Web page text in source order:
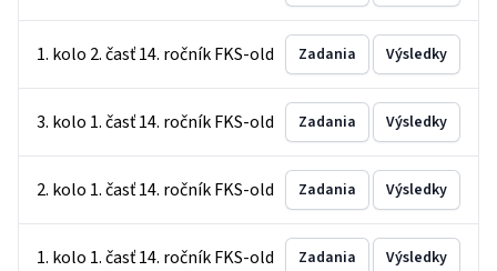
1. kolo 2. časť 14. ročník FKS-old Zadania Výsledky
3. kolo 1. časť 14. ročník FKS-old Zadania Výsledky
2. kolo 1. časť 14. ročník FKS-old Zadania Výsledky
1. kolo 1. časť 14. ročník FKS-old Zadania Výsledky